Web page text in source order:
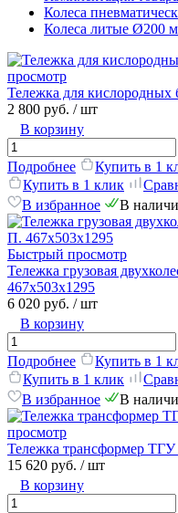
Колеса
Колеса литые Ø200
просмотр
Тележка для кислородных
2 800 руб. / шт
В корзину
Подробнее
Купить в 1
Купить в 1 клик
В избранное
В
Быстрый просмотр
Тележка грузовая
467х503х1295
6 020 руб. / шт
В корзину
Подробнее
Купить в 1
Купить в 1 клик
В избранное
В
просмотр
Тележка трансформер
15 620 руб. / шт
В корзину